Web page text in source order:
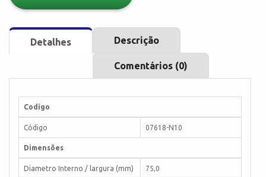
Detalhes Descrição
Comentários (0)
Codigo
Código 07618-N10
Dimensões
Diametro Interno / largura (mm) 75,0